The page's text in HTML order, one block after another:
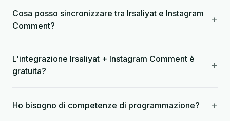
Cosa posso sincronizzare tra Irsaliyat e Instagram
Comment?
+
L'integrazione Irsaliyat + Instagram Comment è
gratuita?
+
Ho bisogno di competenze di programmazione? +